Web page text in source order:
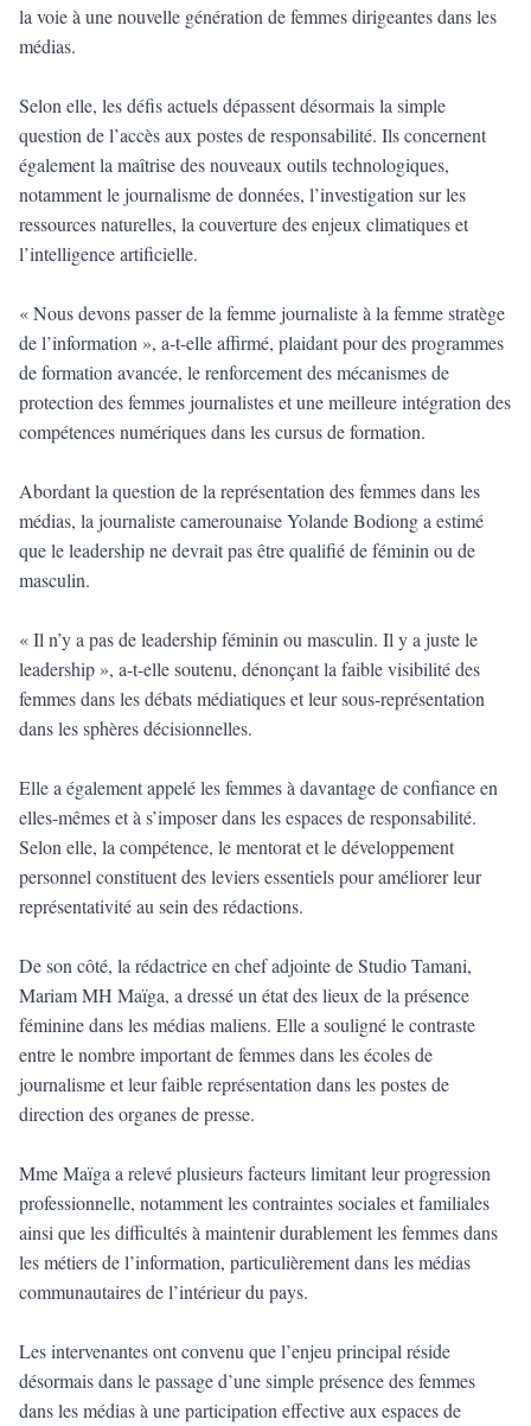
la voie à une nouvelle génération de femmes dirigeantes dans les
médias.
Selon elle, les défis actuels dépassent désormais la simple
question de l’accès aux postes de responsabilité. Ils concernent
également la maîtrise des nouveaux outils technologiques,
notamment le journalisme de données, l’investigation sur les
ressources naturelles, la couverture des enjeux climatiques et
l’intelligence artificielle.
« Nous devons passer de la femme journaliste à la femme stratège
de l’information », a-t-elle affirmé, plaidant pour des programmes
de formation avancée, le renforcement des mécanismes de
protection des femmes journalistes et une meilleure intégration des
compétences numériques dans les cursus de formation.
Abordant la question de la représentation des femmes dans les
médias, la journaliste camerounaise Yolande Bodiong a estimé
que le leadership ne devrait pas être qualifié de féminin ou de
masculin.
« Il n’y a pas de leadership féminin ou masculin. Il y a juste le
leadership », a-t-elle soutenu, dénonçant la faible visibilité des
femmes dans les débats médiatiques et leur sous-représentation
dans les sphères décisionnelles.
Elle a également appelé les femmes à davantage de confiance en
elles-mêmes et à s’imposer dans les espaces de responsabilité.
Selon elle, la compétence, le mentorat et le développement
personnel constituent des leviers essentiels pour améliorer leur
représentativité au sein des rédactions.
De son côté, la rédactrice en chef adjointe de Studio Tamani,
Mariam MH Maïga, a dressé un état des lieux de la présence
féminine dans les médias maliens. Elle a souligné le contraste
entre le nombre important de femmes dans les écoles de
journalisme et leur faible représentation dans les postes de
direction des organes de presse.
Mme Maïga a relevé plusieurs facteurs limitant leur progression
professionnelle, notamment les contraintes sociales et familiales
ainsi que les difficultés à maintenir durablement les femmes dans
les métiers de l’information, particulièrement dans les médias
communautaires de l’intérieur du pays.
Les intervenantes ont convenu que l’enjeu principal réside
désormais dans le passage d’une simple présence des femmes
dans les médias à une participation effective aux espaces de